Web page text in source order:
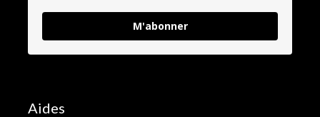
M'abonner
Aides